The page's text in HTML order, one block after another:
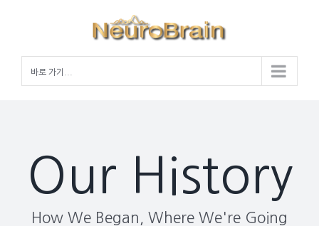
바로 가기...
Our History
How We Began, Where We're Going